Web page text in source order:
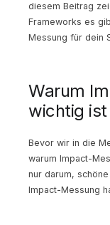
diesem Beitrag
Frameworks es
Messung für dein
Warum
wichtig ist
Bevor wir in die
warum Impact-
nur darum,
Impact-Messung